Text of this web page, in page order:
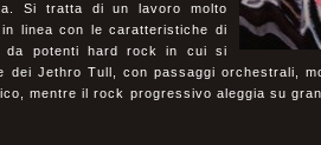
Si tratta di un lavoro molto
linea con le caratteristiche di
da potenti hard rock in cui si
Jethro Tull, con passaggi orchestrali,
mentre il rock progressivo aleggia su